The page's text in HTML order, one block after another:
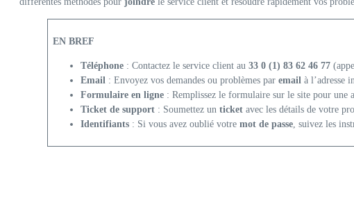
EN BREF
Téléphone : Contactez le service client au 33 0 (1) 83 62 46 77
Email : Envoyez vos demandes ou problèmes par email à l’adresse
Formulaire en ligne : Remplissez le formulaire sur le site pour une
Ticket de support : Soumettez un ticket avec les détails de votre
Identifiants : Si vous avez oublié votre mot de passe , suivez les